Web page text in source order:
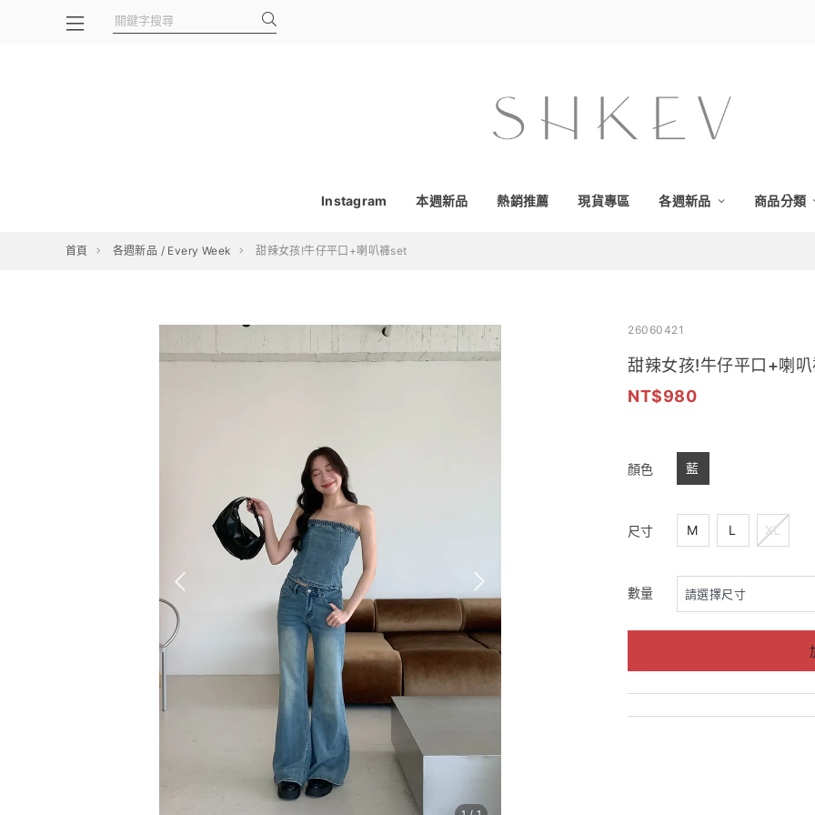
Instagram 本週新品 熱銷推薦 現貨專區 各週新品 商品分類
首頁 各週新品 / Every Week 甜辣女孩!牛仔平口+喇叭褲set
26060421
甜辣女孩!牛仔平口+喇
980
顏色 藍
尺寸 M L XL
數量